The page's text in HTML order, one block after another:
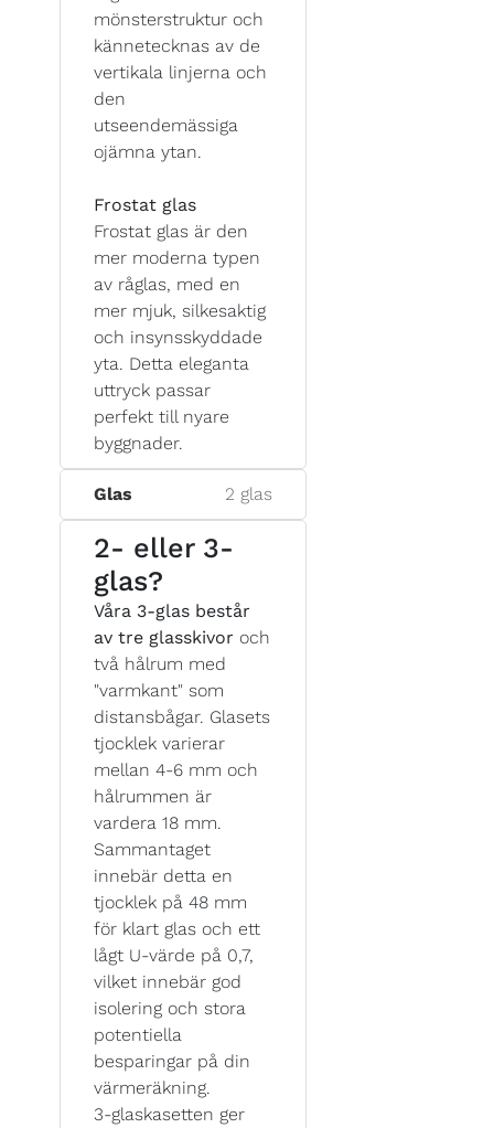
mönsterstruktur och
kännetecknas av de
vertikala linjerna och
den
utseendemässiga
ojämna ytan.
Frostat glas
Frostat glas är den
mer moderna typen
av råglas, med en
mer mjuk, silkesaktig
och insynsskyddade
yta. Detta eleganta
uttryck passar
perfekt till nyare
byggnader.
Glas 2 glas
2- eller 3-
glas?
Våra 3-glas består
av tre glasskivor och
två hålrum med
"varmkant" som
distansbågar. Glasets
tjocklek varierar
mellan 4-6 mm och
hålrummen är
vardera 18 mm.
Sammantaget
innebär detta en
tjocklek på 48 mm
för klart glas och ett
lågt U-värde på 0,7,
vilket innebär god
isolering och stora
potentiella
besparingar på din
värmeräkning.
3-glaskasetten ger